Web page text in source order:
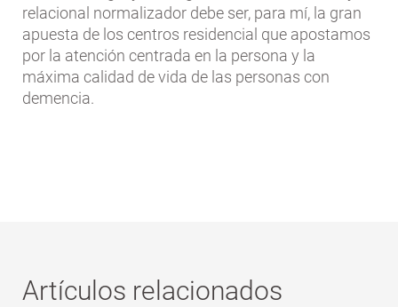
relacional normalizador debe ser, para mí, la gran
apuesta de los centros residencial que apostamos
por la atención centrada en la persona y la
máxima calidad de vida de las personas con
demencia.
Artículos relacionados